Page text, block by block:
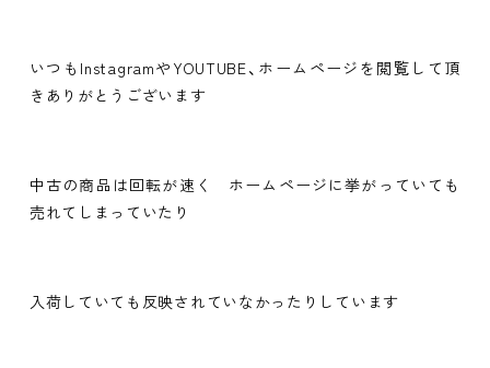
いつもInstagramやYOUTUBE、ホームページを閲覧して頂
きありがとうございます
中古の商品は回転が速く ホームページに挙がっていても
売れてしまっていたり
入荷していても反映されていなかったりしています